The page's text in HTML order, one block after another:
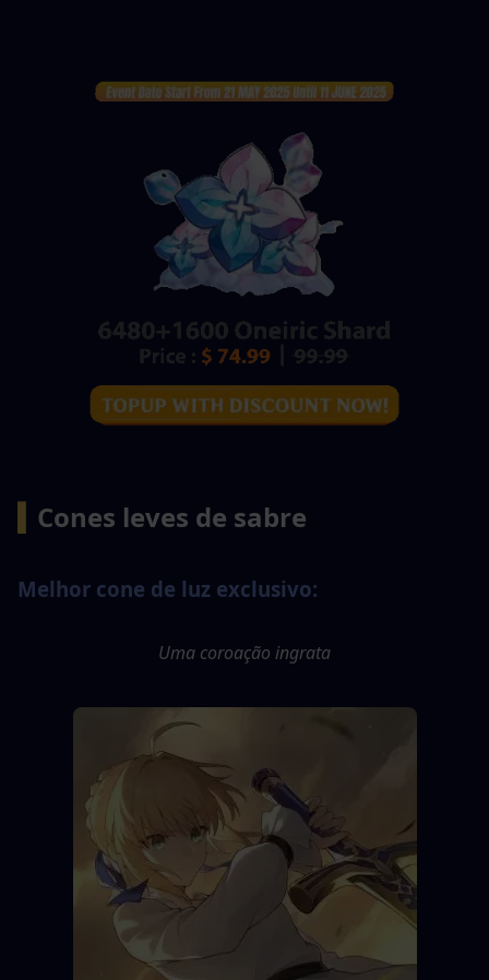
Cones leves de sabre
Melhor cone de luz exclusivo:
Uma coroação ingrata